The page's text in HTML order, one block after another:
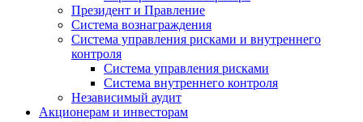
Президент и Правление
Система вознаграждения
Система управления рисками и внутреннего
контроля
Система управления рисками
Система внутреннего контроля
Независимый аудит
Акционерам и инвесторам